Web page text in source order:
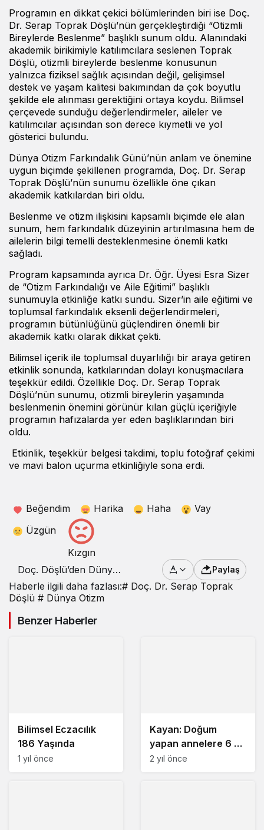
Programın en dikkat çekici bölümlerinden biri ise Doç.
Dr. Serap Toprak Döşlü’nün gerçekleştirdiği “Otizmli
Bireylerde Beslenme” başlıklı sunum oldu. Alanındaki
akademik birikimiyle katılımcılara seslenen Toprak
Döşlü, otizmli bireylerde beslenme konusunun
yalnızca fiziksel sağlık açısından değil, gelişimsel
destek ve yaşam kalitesi bakımından da çok boyutlu
şekilde ele alınması gerektiğini ortaya koydu. Bilimsel
çerçevede sunduğu değerlendirmeler, aileler ve
katılımcılar açısından son derece kıymetli ve yol
gösterici bulundu.
Dünya Otizm Farkındalık Günü’nün anlam ve önemine
uygun biçimde şekillenen programda, Doç. Dr. Serap
Toprak Döşlü’nün sunumu özellikle öne çıkan
akademik katkılardan biri oldu.
Beslenme ve otizm ilişkisini kapsamlı biçimde ele alan
sunum, hem farkındalık düzeyinin artırılmasına hem de
ailelerin bilgi temelli desteklenmesine önemli katkı
sağladı.
Program kapsamında ayrıca Dr. Öğr. Üyesi Esra Sizer
de “Otizm Farkındalığı ve Aile Eğitimi” başlıklı
sunumuyla etkinliğe katkı sundu. Sizer’in aile eğitimi ve
toplumsal farkındalık eksenli değerlendirmeleri,
programın bütünlüğünü güçlendiren önemli bir
akademik katkı olarak dikkat çekti.
Bilimsel içerik ile toplumsal duyarlılığı bir araya getiren
etkinlik sonunda, katkılarından dolayı konuşmacılara
teşekkür edildi. Özellikle Doç. Dr. Serap Toprak
Döşlü’nün sunumu, otizmli bireylerin yaşamında
beslenmenin önemini görünür kılan güçlü içeriğiyle
programın hafızalarda yer eden başlıklarından biri
oldu.
Etkinlik, teşekkür belgesi takdimi, toplu fotoğraf çekimi
ve mavi balon uçurma etkinliğiyle sona erdi.
Beğendim Harika Haha
Vay
Üzgün
Kızgın
Doç. Döşlü’den Dünya
Otizm Farkındalık
Günü’nde Önemli Katkı
Paylaş
Haberle ilgili daha fazlası:# Doç. Dr. Serap Toprak
Döşlü # Dünya Otizm
Benzer Haberler
Bilimsel Eczacılık
186 Yaşında
1 yıl önce
Kayan: Doğum
yapan annelere 6 ay
izin verilmeli
2 yıl önce